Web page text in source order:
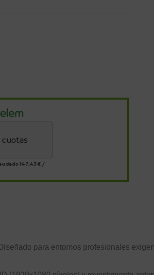
cuotas
147,43 € /
para entornos profesionales